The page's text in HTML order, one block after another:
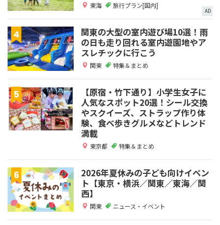
東海 旅行プラン[国内]
AD
関東の大型の室内遊び場10選！雨
の日も走り回れる室内遊園地やア
スレチックに行こう
関東 特集＆まとめ
【原宿・竹下通り】小学生女子に
人気なスポット20選！シール交換
やスクイーズ、ストラップ作り体
験、食べ歩きグルメなどトレンド
満載
東京都 特集＆まとめ
2026年夏休みの子ども向けイベン
ト【東京・横浜／関東／東海／関
西】
関東 ニュース・イベント